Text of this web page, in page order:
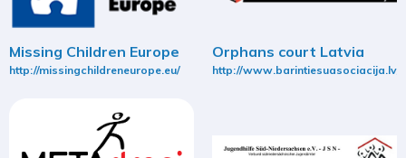
Missing Children Europe
http://missingchildreneurope.eu/
Orphans court Latvia
http://www.barintiesuasociacija.lv/